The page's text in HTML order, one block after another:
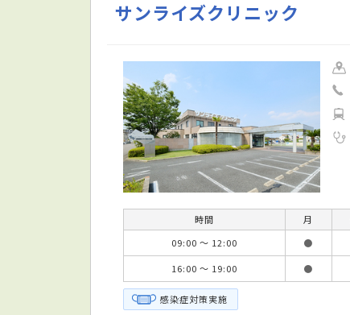
サンライズクリニック
時間 月
09:00 ～ 12:00
●
16:00 ～ 19:00
●
感染症対策実施